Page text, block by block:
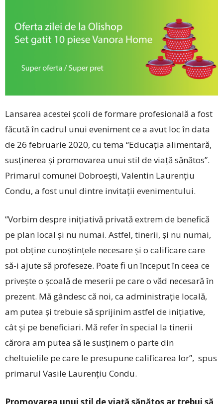
Lansarea acestei școli de formare profesională a fost
făcută în cadrul unui eveniment ce a avut loc în data
de 26 februarie 2020, cu tema “Educația alimentară,
susținerea și promovarea unui stil de viață sănătos”.
Primarul comunei Dobroești, Valentin Laurențiu
Condu, a fost unul dintre invitații evenimentului.
”Vorbim despre inițiativă privată extrem de benefică
pe plan local și nu numai. Astfel, tinerii, și nu numai,
pot obține cunoștințele necesare și o calificare care
să-i ajute să profeseze. Poate fi un început în ceea ce
privește o școală de meserii pe care o văd necesară în
prezent. Mă gândesc că noi, ca administrație locală,
am putea și trebuie să sprijinim astfel de inițiative,
cât și pe beneficiari. Mă refer în special la tinerii
cărora am putea să le susținem o parte din
cheltuielile pe care le presupune calificarea lor”, spus
primarul Vasile Laurențiu Condu.
Promovarea unui stil de viață sănătos ar trebui să